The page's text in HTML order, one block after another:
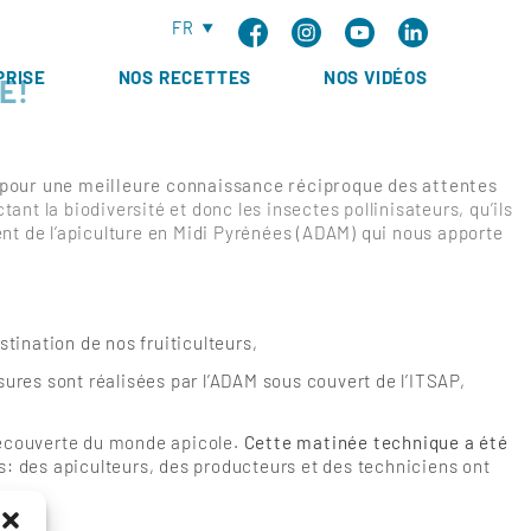
FR
NOS RECETTES NOS VIDÉOS
une meilleure connaissance réciproque des attentes
la biodiversité et donc les insectes pollinisateurs, qu’ils
de l’apiculture en Midi Pyrénées (ADAM) qui nous apporte
de nos fruiticulteurs,
sont réalisées par l’ADAM sous couvert de l’ITSAP,
du monde apicole. Cette matinée technique a été
des apiculteurs, des producteurs et des techniciens ont